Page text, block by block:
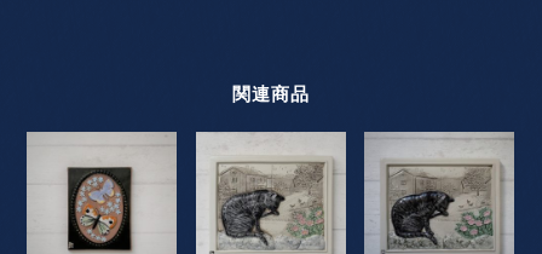
関連商品